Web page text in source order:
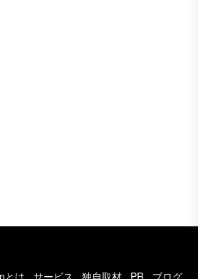
とは サービス 独自取材 PR ブログ